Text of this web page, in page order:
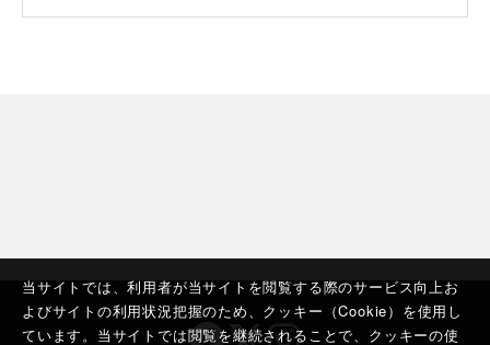
当サイトでは、利用者が当サイトを閲覧する際のサービス向上お
よびサイトの利用状況把握のため、クッキー（Cookie）を使用し
ています。当サイトでは閲覧を継続されることで、クッキーの使